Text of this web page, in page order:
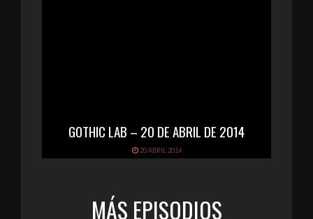
GOTHIC LAB – 20 DE ABRIL DE 2014
20 ABRIL 2014
MÁS EPISODIOS